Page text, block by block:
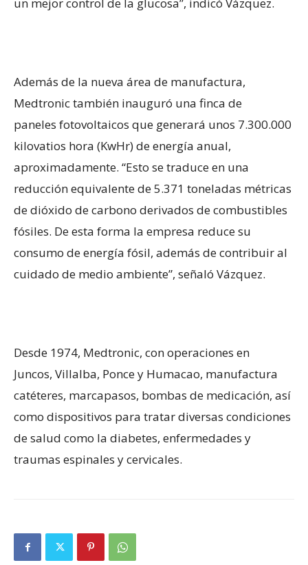
Además de la nueva área de manufactura,
Medtronic también inauguró una finca de
paneles fotovoltaicos que generará unos 7.300.000
kilovatios hora (KwHr) de energía anual,
aproximadamente. “Esto se traduce en una
reducción equivalente de 5.371 toneladas métricas
de dióxido de carbono derivados de combustibles
fósiles. De esta forma la empresa reduce su
consumo de energía fósil, además de contribuir al
cuidado de medio ambiente”, señaló Vázquez.
Desde 1974, Medtronic, con operaciones en
Juncos, Villalba, Ponce y Humacao, manufactura
catéteres, marcapasos, bombas de medicación, así
como dispositivos para tratar diversas condiciones
de salud como la diabetes, enfermedades y
traumas espinales y cervicales.